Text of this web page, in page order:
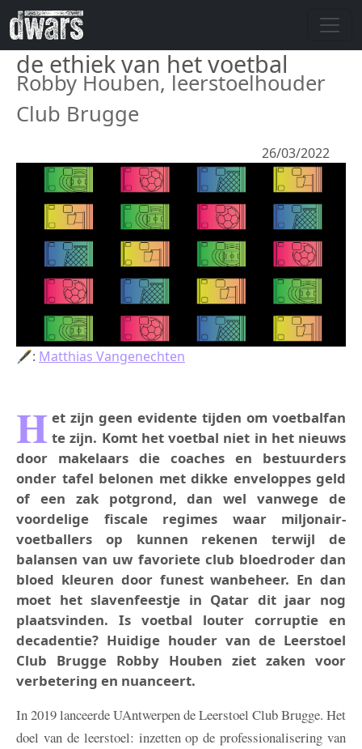
Overslaan en naar de inhoud gaan
de ethiek van het voetbal
Robby Houben, leerstoelhouder
Club Brugge
26/03/2022
🖋: Matthias Vangenechten
H et zijn geen evidente tijden om voetbalfan
te zijn. Komt het voetbal niet in het nieuws
door makelaars die coaches en bestuurders
onder tafel belonen met dikke enveloppes geld
of een zak potgrond, dan wel vanwege de
voordelige fiscale regimes waar miljonair-
voetballers op kunnen rekenen terwijl de
balansen van uw favoriete club bloedroder dan
bloed kleuren door funest wanbeheer. En dan
moet het slavenfeestje in Qatar dit jaar nog
plaatsvinden. Is voetbal louter corruptie en
decadentie? Huidige houder van de Leerstoel
Club Brugge Robby Houben ziet zaken voor
verbetering en nuanceert.
In 2019 lanceerde UAntwerpen de Leerstoel Club Brugge. Het
doel van de leerstoel: inzetten op de professionalisering van